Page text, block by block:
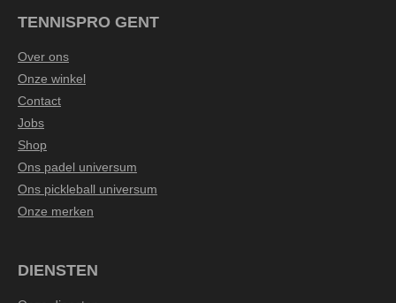
TENNISPRO GENT
Over ons
Onze winkel
Contact
Jobs
Shop
Ons padel universum
Ons pickleball universum
Onze merken
DIENSTEN